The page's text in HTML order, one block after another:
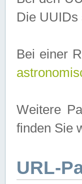
Die UUIDs
Bei einer
Weitere
finden Sie
URL-